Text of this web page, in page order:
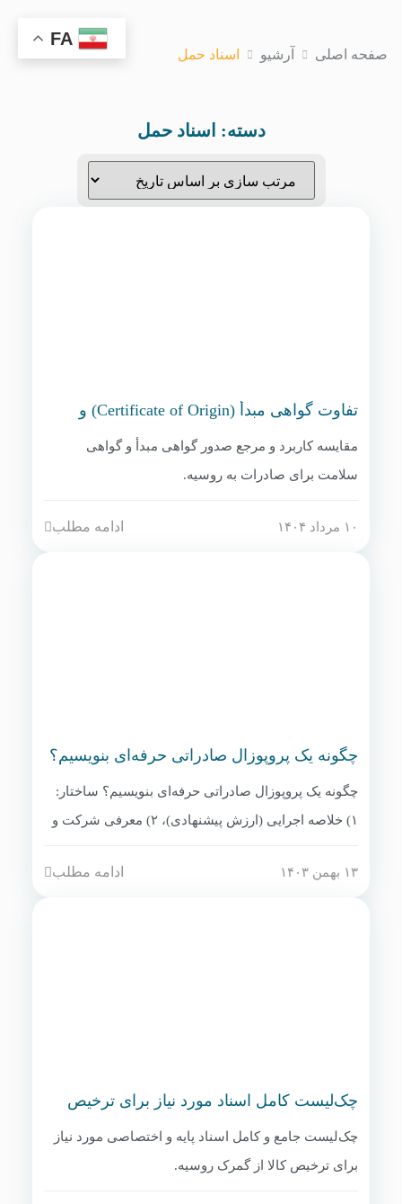
صفحه اصلی آرشیو اسناد حمل
دسته: اسناد حمل
تفاوت گواهی مبدأ (Certificate of Origin) و
مقایسه کاربرد و مرجع صدور گواهی مبدأ و گواهی
سلامت برای صادرات به روسیه.
۱۰ مرداد ۱۴۰۴ ادامه مطلب
چگونه یک پروپوزال صادراتی حرفه‌ای بنویسیم؟
چگونه یک پروپوزال صادراتی حرفه‌ای بنویسیم؟ ساختار:
۱) خلاصه اجرایی (ارزش پیشنهادی)، ۲) معرفی شرکت و
گواهی‌ها و استانداردها، ۵) شرایط تجاری (قیمت، تحویل،
۱۳ بهمن ۱۴۰۳ ادامه مطلب
چک‌لیست کامل اسناد مورد نیاز برای ترخیص
چک‌لیست جامع و کامل اسناد پایه و اختصاصی مورد نیاز
برای ترخیص کالا از گمرک روسیه.
FA